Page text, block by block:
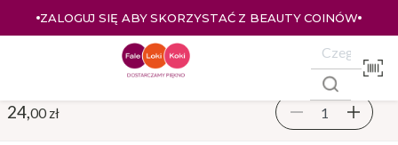
ZALOGUJ SIĘ ABY SKORZYSTAĆ Z BEAUTY COINÓW
24, 00 zł